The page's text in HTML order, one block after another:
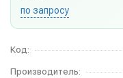
по запросу
Код:
Производитель: